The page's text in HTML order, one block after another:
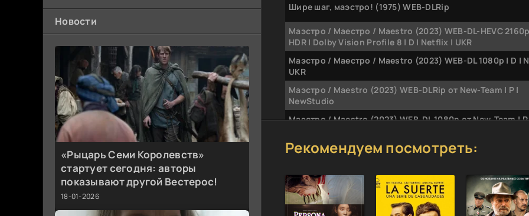
Новости
«Рыцарь Семи Королевств»
стартует сегодня: авторы
показывают другой Вестерос!
18-01-2026
Шире шаг, маэстро! (1975) WEB-DLRip
Маэстро / Маестро / Maestro (2023) WEB-DL-HEVC
HDR | Dolby Vision Profile 8 | D | Netflix | UKR
Маэстро / Маестро / Maestro (2023) WEB-DL 1080p | D |
UKR
Маэстро / Maestro (2023) WEB-DLRip от New-Team | P |
NewStudio
Маэстро / Maestro (2023) WEB-DL 1080p от New-Team |
OST - Маэстро/Maestro (Music by Leonard Bernstein)
Res] (2023) FLAC
Эннио. Маэстро / Ennio (2021) WEB-DL 1080p | P
Маэстро [01-12 из 12] (2016) WEB-DL 1080p от ExKinoRay
Рекомендуем посмотреть: